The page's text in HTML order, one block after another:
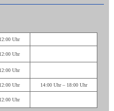
Uhr
Uhr
Uhr
Uhr 14:00 Uhr – 18:00 Uhr
Uhr